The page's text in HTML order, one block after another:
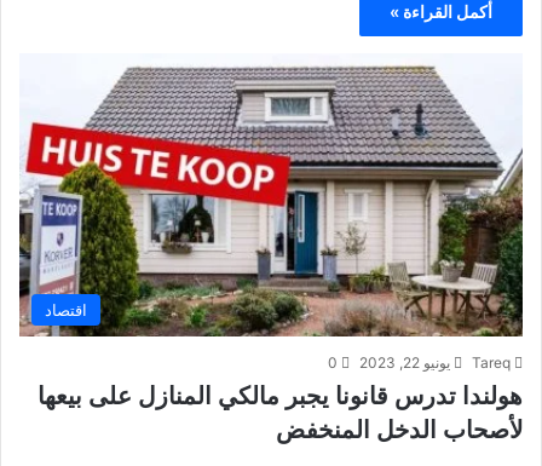
أكمل القراءة »
اقتصاد
Tareq يونيو 22, 2023 0
هولندا تدرس قانونا يجبر مالكي المنازل على بيعها
لأصحاب الدخل المنخفض